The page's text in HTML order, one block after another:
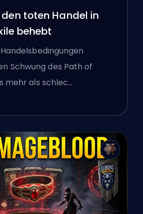
toten Handel in
behebt
Handelsbedingungen
Schwung des Path of
mehr als schlec…